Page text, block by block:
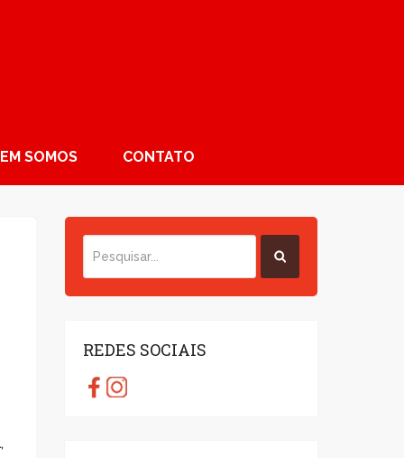
SOMOS CONTATO
REDES SOCIAIS